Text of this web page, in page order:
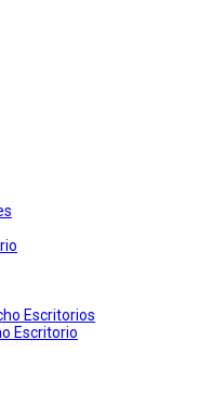
Escritorios
Escritorio